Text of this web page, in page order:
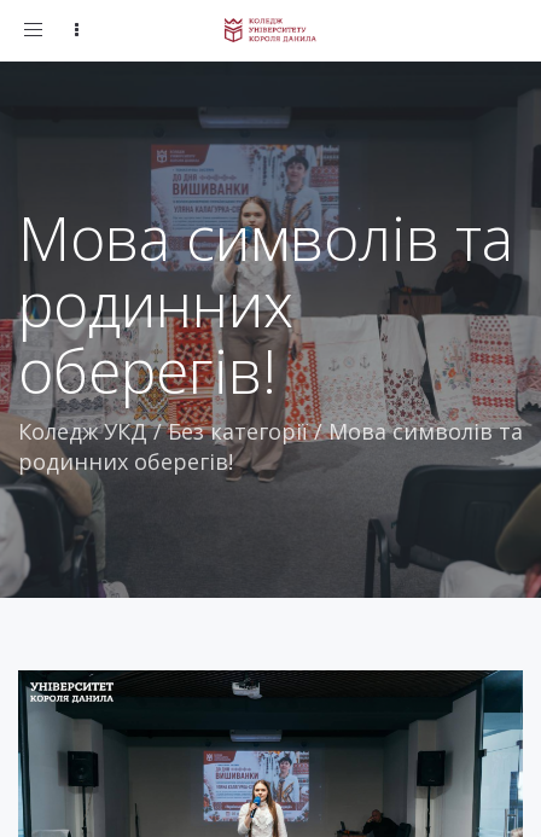
Toggle
Мова символів та
родинних
оберегів!
Коледж УКД/Без категорії/Мова символів та
родинних оберегів!